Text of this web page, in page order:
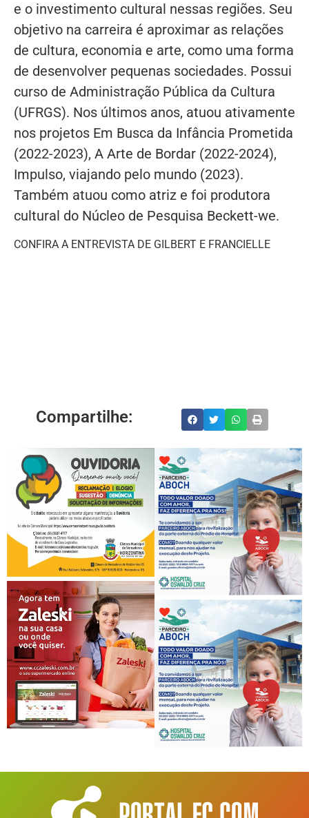
e o investimento cultural nessas regiões. Seu
objetivo na carreira é aproximar as relações
de cultura, economia e arte, como uma forma
de desenvolver pequenas sociedades. Possui
curso de Administração Pública da Cultura
(UFRGS). Nos últimos anos, atuou ativamente
nos projetos Em Busca da Infância Prometida
(2022-2023), A Arte de Bordar (2022-2024),
Impulso, viajando pelo mundo (2023).
Também atuou como atriz e foi produtora
cultural do Núcleo de Pesquisa Beckett-we.
CONFIRA A ENTREVISTA DE GILBERT E FRANCIELLE
Compartilhe: